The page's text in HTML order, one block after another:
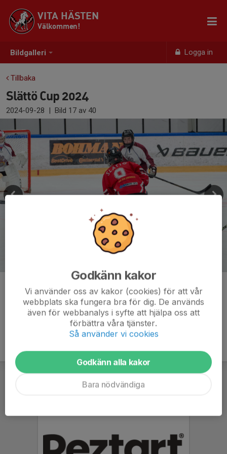
Bildgalleri Logga in
VITA HÄSTEN
Välkommen!
Tillbaka
Slättö Cup 2024
2024-09-28 | Bild 17 av 40
Kommentarer
Godkänn kakor
Vi använder oss av kakor (cookies) för att vår
webbplats ska fungera bra för dig. De används
även för webbanalys i syfte att hjälpa oss att
förbättra våra tjänster.
Så använder vi cookies
Godkänn alla kakor
Bara nödvändiga